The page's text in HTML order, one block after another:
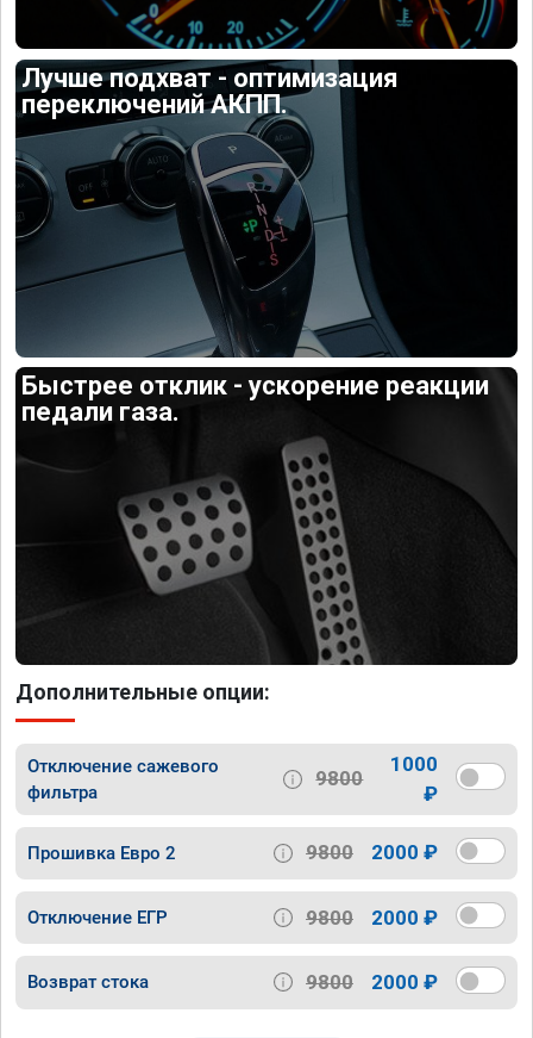
Лучше подхват - оптимизация
переключений АКПП.
Быстрее отклик - ускорение реакции
педали газа.
Дополнительные опции:
Отключение сажевого
фильтра
9800
1000
₽
Прошивка Евро 2 9800 2000 ₽
Отключение ЕГР 9800 2000 ₽
Возврат стока 9800 2000 ₽